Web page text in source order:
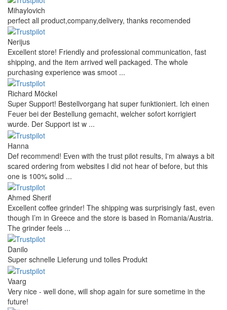
Mihaylovich
perfect all product,company,delivery, thanks recomended
Nerijus
Excellent store! Friendly and professional communication, fast
shipping, and the item arrived well packaged. The whole
purchasing experience was smoot ...
Richard Möckel
Super Support! Bestellvorgang hat super funktioniert. Ich einen
Feuer bei der Bestellung gemacht, welcher sofort korrigiert
wurde. Der Support ist w ...
Hanna
Def recommend! Even with the trust pilot results, I'm always a bit
scared ordering from websites I did not hear of before, but this
one is 100% solid ...
Ahmed Sherif
Excellent coffee grinder! The shipping was surprisingly fast, even
though I’m in Greece and the store is based in Romania/Austria.
The grinder feels ...
Danilo
Super schnelle Lieferung und tolles Produkt
Vaarg
Very nice - well done, will shop again for sure sometime in the
future!